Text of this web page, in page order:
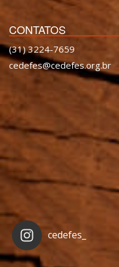
CONTATOS
(31) 3224-7659
cedefes@cedefes.org.br
cedefes_